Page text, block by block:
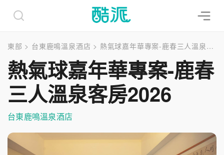
東部 > 台東鹿鳴溫泉酒店 > 熱氣球嘉年華專案-鹿春三人溫泉客房2026
熱氣球嘉年華專案-鹿春
三人溫泉客房2026
台東鹿鳴溫泉酒店